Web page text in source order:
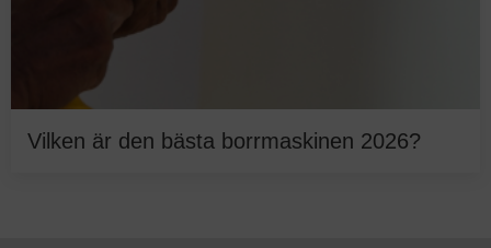
Vilken är den bästa borrmaskinen 2026?